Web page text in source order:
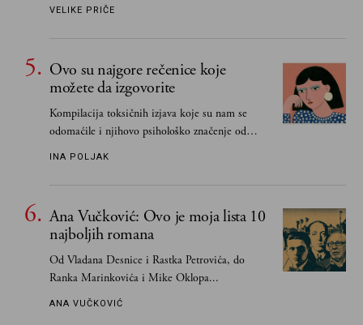
VELIKE PRIČE
Ovo su najgore rečenice koje
možete da izgovorite
Kompilacija toksičnih izjava koje su nam se
odomaćile i njihovo psihološko značenje od
INA POLJAK
Ana Vučković: Ovo je moja lista 10
najboljih romana
Od Vladana Desnice i Rastka Petrovića, do
Ranka Marinkovića i Mike Oklopa...
ANA VUČKOVIĆ